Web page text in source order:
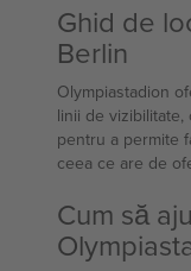
Ghid de
Berlin
Olympiastadion
linii de
pentru a permite
ceea ce are de
Cum să